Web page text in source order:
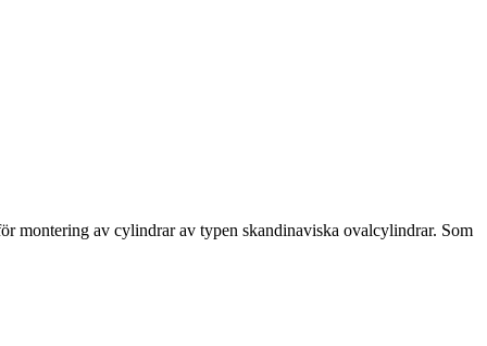
montering av cylindrar av typen skandinaviska ovalcylindrar. Som